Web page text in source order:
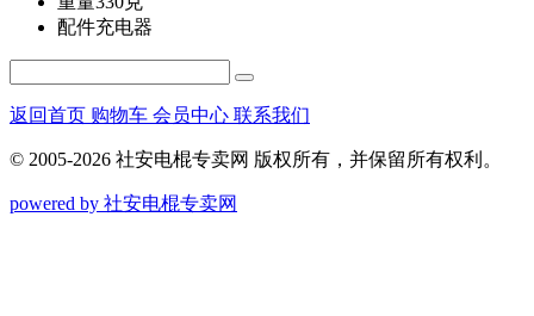
配件充电器
返回首页 购物车 会员中心 联系我们
© 2005-2026 社安电棍专卖网 版权所有，并保留所有权利。
powered by 社安电棍专卖网